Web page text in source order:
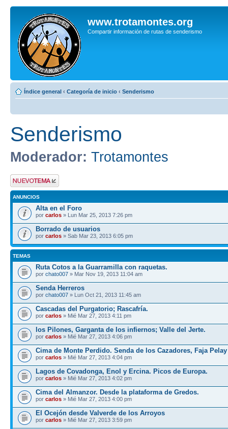
www.trotamontes.org
Compartir información de rutas de senderismo
Índice general ‹ Categoría de inicio ‹ Senderismo
Senderismo
Moderador: Trotamontes
Publicar un nuevo
tema
ANUNCIOS
Alta en el Foro
por carlos » Lun Mar 25, 2013 7:26 pm
Borrado de usuarios
por carlos » Sab Mar 23, 2013 6:05 pm
TEMAS
Ruta Cotos a la Guarramilla con raquetas.
por chato007 » Mar Nov 19, 2013 11:04 am
Senda Herreros
por chato007 » Lun Oct 21, 2013 11:45 am
Cascadas del Purgatorio; Rascafría.
por carlos » Mié Mar 27, 2013 4:11 pm
los Pilones, Garganta de los infiernos; Valle del Jerte.
por carlos » Mié Mar 27, 2013 4:06 pm
Cima de Monte Perdido. Senda de los Cazadores, Faja Pelay
por carlos » Mié Mar 27, 2013 4:04 pm
Lagos de Covadonga, Enol y Ercina. Picos de Europa.
por carlos » Mié Mar 27, 2013 4:02 pm
Cima del Almanzor. Desde la plataforma de Gredos.
por carlos » Mié Mar 27, 2013 4:00 pm
El Ocejón desde Valverde de los Arroyos
por carlos » Mié Mar 27, 2013 3:59 pm